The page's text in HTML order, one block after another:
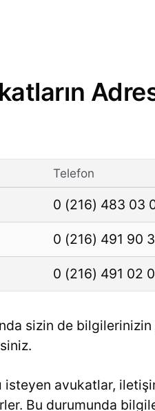
Telefon
0 (216) 483 03
0 (216) 491 90
0 (216) 491 02
sizin de bilgilerinizin
isteyen avukatlar,
Bu durumunda